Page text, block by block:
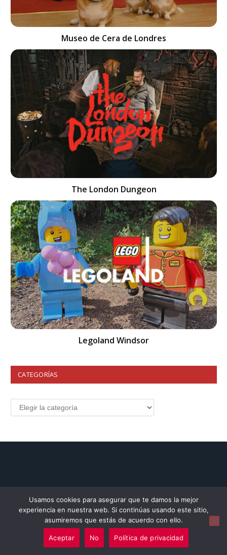
Museo de Cera de Londres
The London Dungeon
Legoland Windsor
CATEGORÍAS
Usamos cookies para asegurar que te damos la mejor
experiencia en nuestra web. Si continúas usando este sitio,
asumiremos que estás de acuerdo con ello.
Aceptar No Política de privacidad